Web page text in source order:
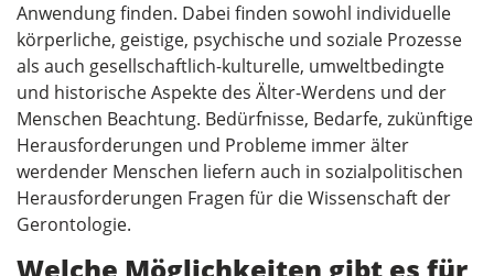
Anwendung finden. Dabei finden sowohl individuelle
körperliche, geistige, psychische und soziale Prozesse
als auch gesellschaftlich-kulturelle, umweltbedingte
und historische Aspekte des Älter-Werdens und der
Menschen Beachtung. Bedürfnisse, Bedarfe, zukünftige
Herausforderungen und Probleme immer älter
werdender Menschen liefern auch in sozialpolitischen
Herausforderungen Fragen für die Wissenschaft der
Gerontologie.
Welche Möglichkeiten gibt es für